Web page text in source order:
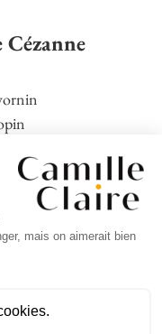
19 28
mais on aimerait bien